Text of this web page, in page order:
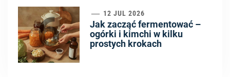
6 12 JUL 2026
Jak zacząć fermentować –
ogórki i kimchi w kilku
prostych krokach